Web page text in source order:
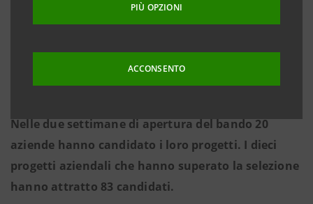
PIÙ OPZIONI
ACCONSENTO
la realtà produttiva e la competitività delle
aziende, con ricadute positive sullo sviluppo
sociale ed economico dei territori del Padovano e
del Trevigiano, in particolare creando sbocchi
Nelle due settimane di apertura del bando 20
aziende hanno candidato i loro progetti. I dieci
progetti aziendali che hanno superato la selezione
hanno attratto 83 candidati.